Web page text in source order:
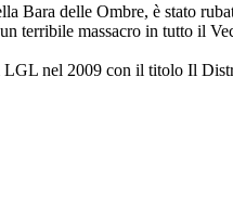
Bara delle Ombre, è stato
terribile massacro in tutto il
nel 2009 con il titolo Il